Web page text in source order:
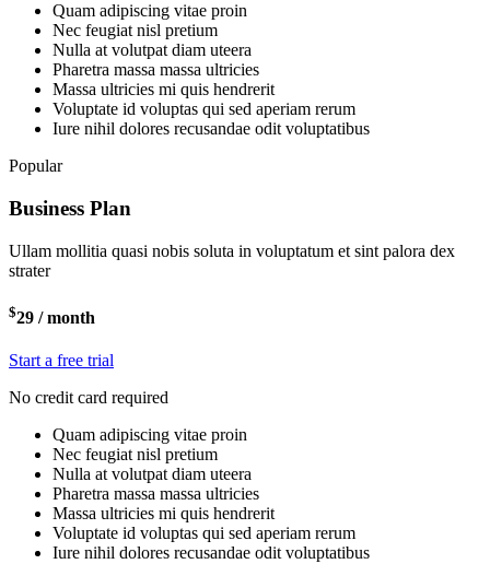
Quam adipiscing vitae proin
Nec feugiat nisl pretium
Nulla at volutpat diam uteera
Pharetra massa massa ultricies
Massa ultricies mi quis hendrerit
Voluptate id voluptas qui sed aperiam rerum
Iure nihil dolores recusandae odit voluptatibus
Popular
Business Plan
Ullam mollitia quasi nobis soluta in voluptatum et sint palora dex
strater
$29 / month
Start a free trial
No credit card required
Quam adipiscing vitae proin
Nec feugiat nisl pretium
Nulla at volutpat diam uteera
Pharetra massa massa ultricies
Massa ultricies mi quis hendrerit
Voluptate id voluptas qui sed aperiam rerum
Iure nihil dolores recusandae odit voluptatibus